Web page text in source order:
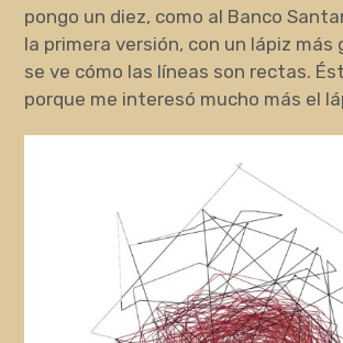
pongo un diez, como al Banco
la primera versión, con un lápiz más
se ve cómo las líneas son rectas.
porque me interesó mucho más el